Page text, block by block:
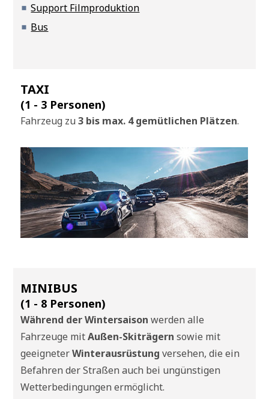
Support Filmproduktion
Bus
TAXI
(1 - 3 Personen)
Fahrzeug zu3 bis max. 4 gemütlichen Plätzen.
MINIBUS
(1 - 8 Personen)
Während der Wintersaison werden alle
Fahrzeuge mitAußen-Skiträgern sowie mit
geeigneterWinterausrüstung versehen, die ein
Befahren der Straßen auch bei ungünstigen
Wetterbedingungen ermöglicht.